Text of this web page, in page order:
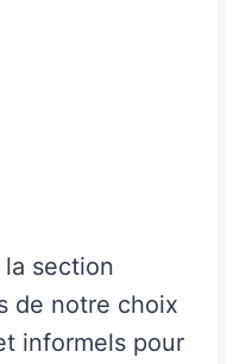
section
de notre choix
informels pour